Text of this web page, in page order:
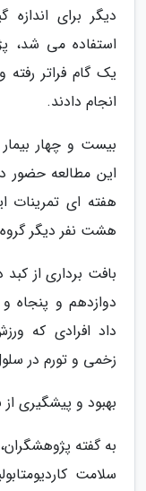
دیگر برای
استفاده می شد،
یک گام فراتر رفته
انجام دادند.
بیست و چهار
هفته ای تمرینات
هشت نفر دیگر
بافت برداری از
دوازدهم و پنجاه
داد افرادی که
زخمی و تورم در
بهبود و پیشگیری
به گفته
سلامت